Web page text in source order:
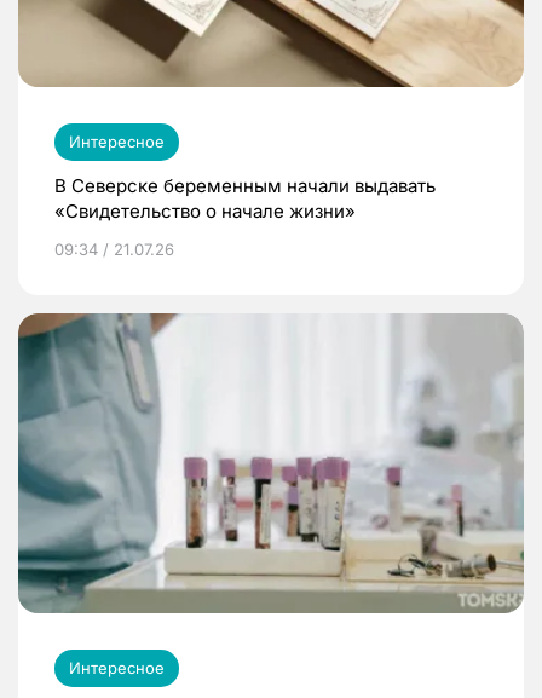
Интересное
В Северске беременным начали выдавать
«Свидетельство о начале жизни»
09:34 / 21.07.26
Интересное